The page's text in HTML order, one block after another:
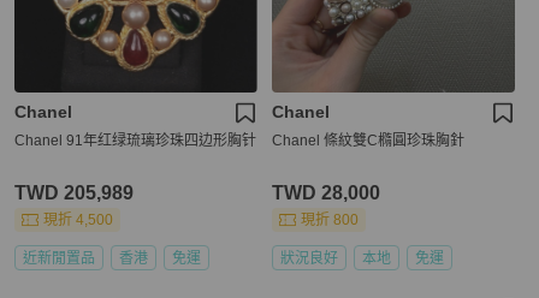
Chanel
Chanel 91年红绿琉璃珍珠四边形胸针
TWD 205,989
現折 4,500
近新閒置品 香港 免運
Chanel
Chanel 條紋雙C橢圓珍珠胸針
TWD 28,000
現折 800
狀況良好 本地 免運